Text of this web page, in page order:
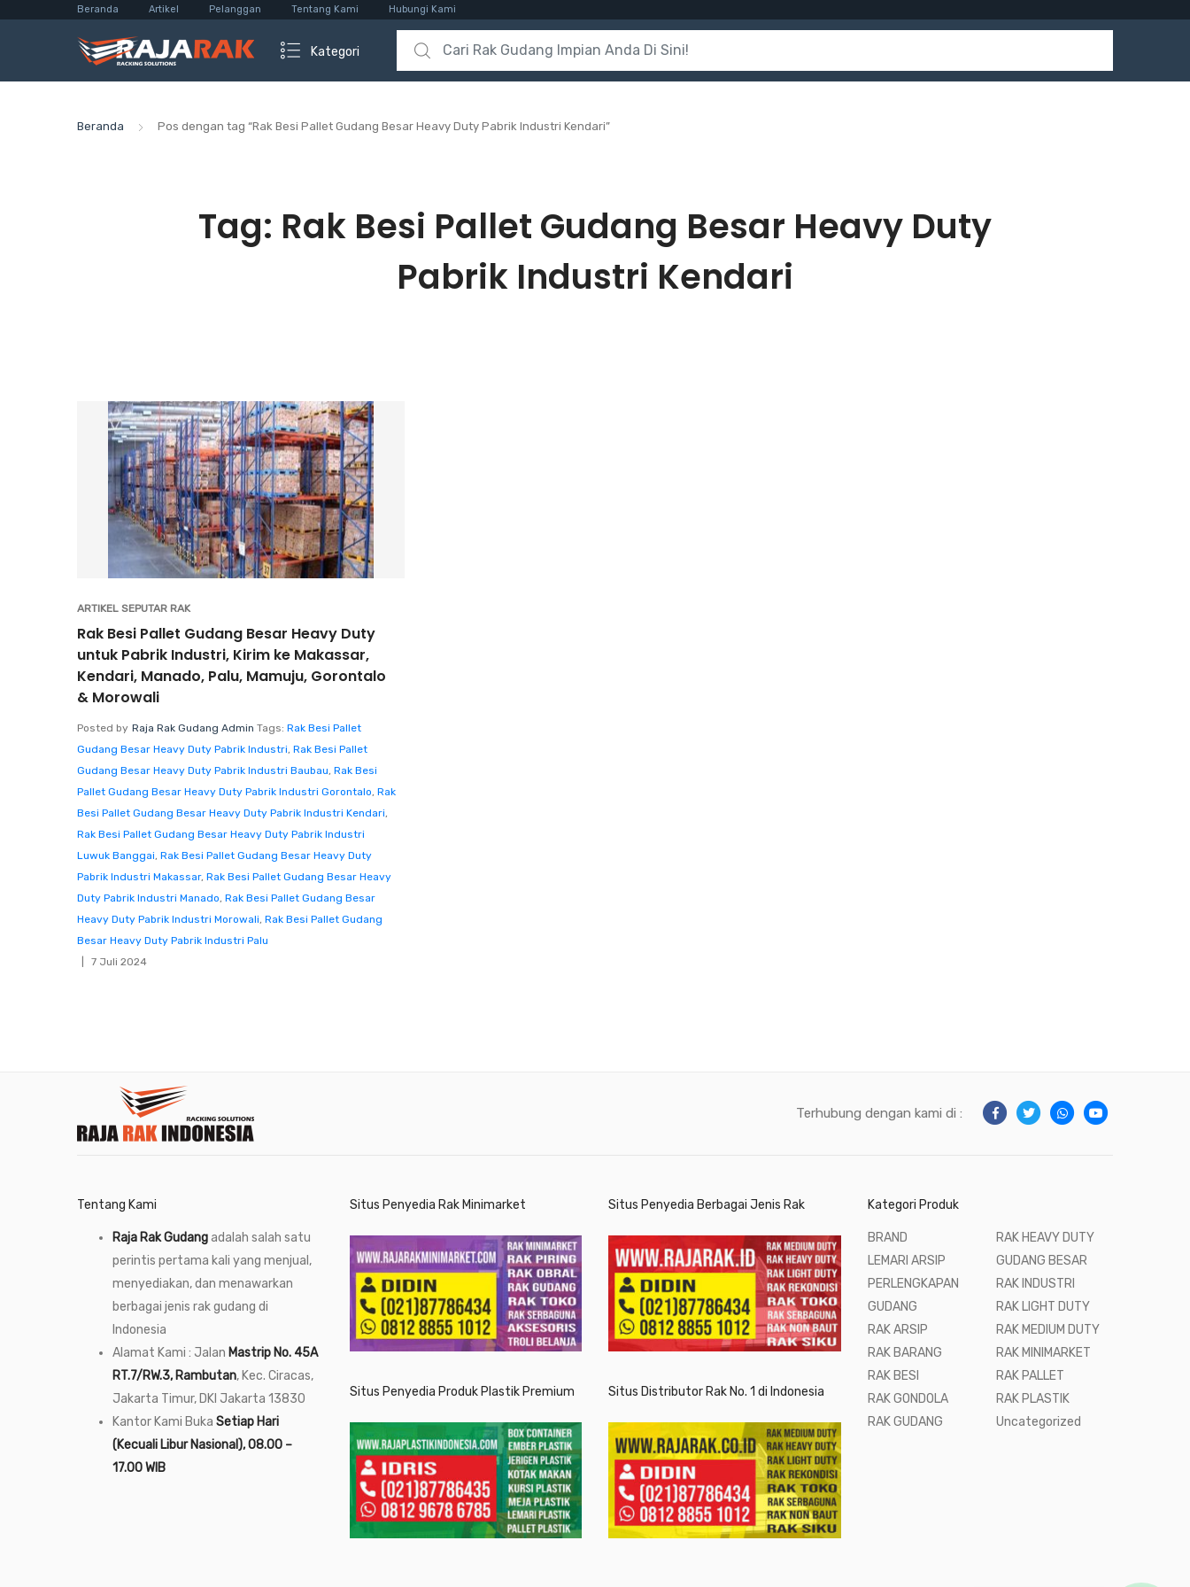
Beranda Artikel Pelanggan Tentang Kami Hubungi Kami
Kategori
Search for:
Beranda Pos dengan tag “Rak Besi Pallet Gudang Besar Heavy Duty Pabrik Industri Kendari”
Tag: Rak Besi Pallet Gudang Besar Heavy Duty
Pabrik Industri Kendari
ARTIKEL SEPUTAR RAK
Rak Besi Pallet Gudang Besar Heavy Duty
untuk Pabrik Industri, Kirim ke Makassar,
Kendari, Manado, Palu, Mamuju, Gorontalo
& Morowali
Posted by Raja Rak Gudang Admin Tags: Rak Besi Pallet
Gudang Besar Heavy Duty Pabrik Industri, Rak Besi Pallet
Gudang Besar Heavy Duty Pabrik Industri Baubau, Rak Besi
Pallet Gudang Besar Heavy Duty Pabrik Industri Gorontalo, Rak
Besi Pallet Gudang Besar Heavy Duty Pabrik Industri Kendari,
Rak Besi Pallet Gudang Besar Heavy Duty Pabrik Industri
Luwuk Banggai, Rak Besi Pallet Gudang Besar Heavy Duty
Pabrik Industri Makassar, Rak Besi Pallet Gudang Besar Heavy
Duty Pabrik Industri Manado, Rak Besi Pallet Gudang Besar
Heavy Duty Pabrik Industri Morowali, Rak Besi Pallet Gudang
Besar Heavy Duty Pabrik Industri Palu
7 Juli 2024
Terhubung dengan kami di :
Tentang Kami
Raja Rak Gudangadalah salah satu
perintis pertama kali yang menjual,
menyediakan, dan menawarkan
berbagai jenis rak gudang di
Indonesia
Alamat Kami : Jalan Mastrip No. 45A
RT.7/RW.3, Rambutan, Kec. Ciracas,
Jakarta Timur, DKI Jakarta 13830
Kantor Kami Buka Setiap Hari
(Kecuali Libur Nasional), 08.00 –
17.00 WIB
Situs Penyedia Rak Minimarket
Situs Penyedia Produk Plastik Premium
Situs Penyedia Berbagai Jenis Rak
Situs Distributor Rak No. 1 di Indonesia
Kategori Produk
BRAND
LEMARI ARSIP
PERLENGKAPAN
GUDANG
RAK ARSIP
RAK BARANG
RAK BESI
RAK GONDOLA
RAK GUDANG
RAK HEAVY DUTY
GUDANG BESAR
RAK INDUSTRI
RAK LIGHT DUTY
RAK MEDIUM DUTY
RAK MINIMARKET
RAK PALLET
RAK PLASTIK
Uncategorized